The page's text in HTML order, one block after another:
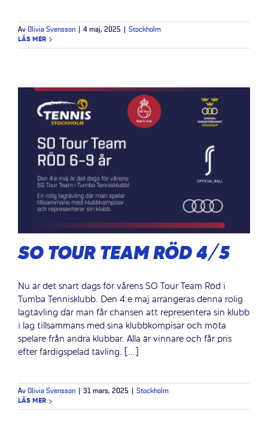
Av Olivia Svensson 4 maj, 2025 Stockholm
LÄS MER
SO TOUR TEAM RÖD 4/5
Nu är det snart dags för vårens SO Tour Team Röd i
Tumba Tennisklubb. Den 4:e maj arrangeras denna rolig
lagtävling där man får chansen att representera sin klubb
i lag tillsammans med sina klubbkompisar och möta
spelare från andra klubbar. Alla är vinnare och får pris
efter färdigspelad tävling. [...]
Av Olivia Svensson 31 mars, 2025 Stockholm
LÄS MER